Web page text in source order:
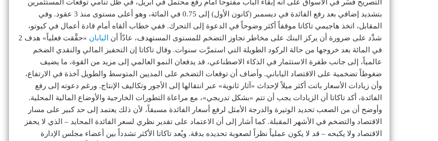
التصريح فُسِّر في الأسواق على أنه إبقاء الباب مفتوحاً أمام رفع محتمل في أبريل، في ظل تنامي توقعات المستثمرين
بتشديد إضافي بعد رفع الفائدة في ديسمبر (كانون الأول) إلى 0.75 في المائة، وهو أعلى مستوى منذ 3 عقود. وفي
المقابل، اتخذ هاجيمي تاكاتا موقفاً أكثر وضوحاً في الدعوة إلى التحرك. ففي خطاب ألقاه أمام قادة أعمال في كيوتو،
شدَّد على ضرورة أن يركز البنك على مخاطر تجاوز التضخم للمستوى المستهدف، عادّاً أن
اليابان
«حقَّقت فعلياً» هدف 2
في المائة بعد خروجها من حالة الركود الطويلة التي استمرَّت سنوات. وقال تاكاتا إن التحفيز المالي والنقدي الضخم
عالمياً، إلى جانب طفرة الاستثمار في الذكاء الاصطناعي، قد يدفعان النمو العالمي إلى مزيد من القوة، ما يضيف
ضغوطاً تضخمية على الاقتصاد الياباني. وأضاف أن توقعات التضخم على المديين المتوسط والطويل آخذة في الارتفاع،
وأن زيادات الأسعار باتت أكثر ميلاً لإحداث «آثار ثانوية» عبر انتقالها إلى الأجور وتكاليف الإنتاج. ورغم دعوته إلى رفع
الفائدة، أكد تاكاتا أن الزيادات يجب أن تتم «بشكل تدريجي»، مع مراعاة التطورات الخارجية والأوضاع المالية المحلية.
وأوضح أن من الصعب تحديد الوتيرة والدرجة الأمثل لرفع أسعار الفائدة مسبقاً، لأن ذلك يعتمد إلى حد كبير على مسار
الاقتصاد والتضخم في الأشهر المقبلة. كما أشار إلى أن الاعتماد على تقدير نظري لسعر الفائدة المحايد – الذي لا يحفز
الاقتصاد ولا يكبحه – قد لا يكون عملياً نظراً لصعوبة تحديده بدقة. ويُعد تاكاتا الأكثر تشدداً بين أعضاء مجلس الإدارة